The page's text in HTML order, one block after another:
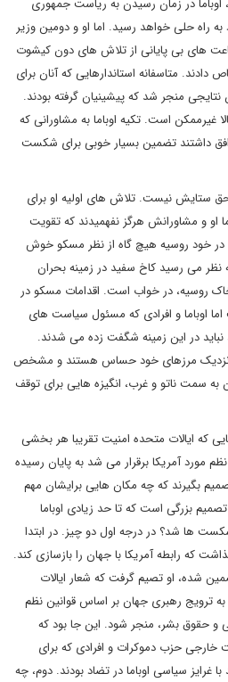
اوباما در زمان رسیدن به ریاست جمهوری
به راه حلی خواهد رسید. اما او و دومین وزیر
های بی پایانی از تلاش های دون کیشوت
دادند. متاسفانه استاندارهایی که آنان برای
منجر شد که پیشینیان گرفته بودند.
غیرممکن است. تکیه اوباما به مشاورانی که
داشتند تضمین بسیار خوبی برای شکست
ستایش نیست. تلاش های اولیه او برای
او و مشاورانش هرگز نفهمیدند که تقویت
در خود روسیه هیچ گاه از نظر مسکو خوش
نظر می رسید کاخ سفید در زمینه بحران
روسیه، در خواب است. اقدامات مسکو در
اوباما و افرادی که مسئول سیاست های
نباید در این زمینه شگفت زده می شدند.
نزدیک مرزهای خود حساس هستند و مشخص
سمت ناتو و غرب، انگیزه هایی برای توقف
ایالات متحده امنیت تقریبا هر بخشی
مورد آمریکا برقرار می شد به پایان رسیده
بگیرند که چه مکان هایی برایشان مهم
بزرگی است که تا حد زیادی اوباما
ها شد؟ در درجه اول دو چیز. در ابتدا
که رابطه آمریکا با جهان را بازسازی کند.
شده، او تصیم گرفت که شعار ایالات
به ترویج رهبری جهان بر اساس قوانین نظم
و حقوق بشر، منجر شود. این جا بود که
خارجی حزب دموکرات و افرادی که برای
سیاسی اوباما در تضاد بودند. دوم، چه